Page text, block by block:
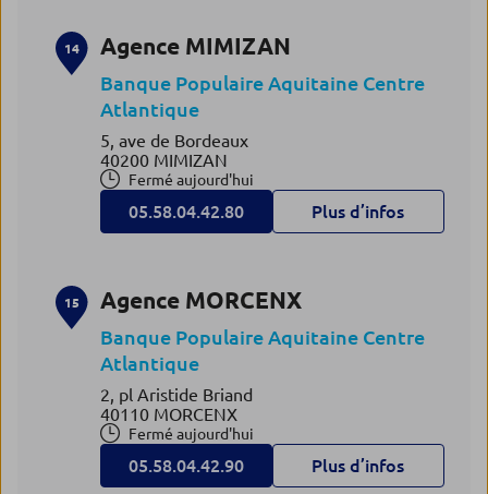
14 Agence MIMIZAN
Banque Populaire Aquitaine Centre
Atlantique
5, ave de Bordeaux
40200 MIMIZAN
Fermé aujourd'hui
05.58.04.42.80 Plus d’infos
15 Agence MORCENX
Banque Populaire Aquitaine Centre
Atlantique
2, pl Aristide Briand
40110 MORCENX
Fermé aujourd'hui
05.58.04.42.90 Plus d’infos